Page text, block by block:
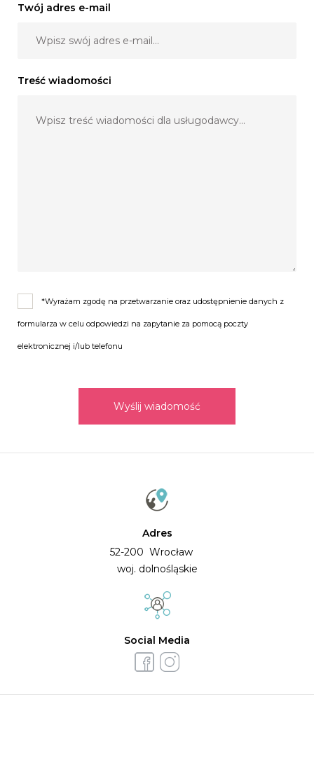
Twój adres e-mail
Treść wiadomości
*Wyrażam zgodę na przetwarzanie oraz udostępnienie danych z
formularza w celu odpowiedzi na zapytanie za pomocą poczty
elektronicznej i/lub telefonu
Wyślij wiadomość
Adres
52-200 Wrocław
woj. dolnośląskie
Social Media